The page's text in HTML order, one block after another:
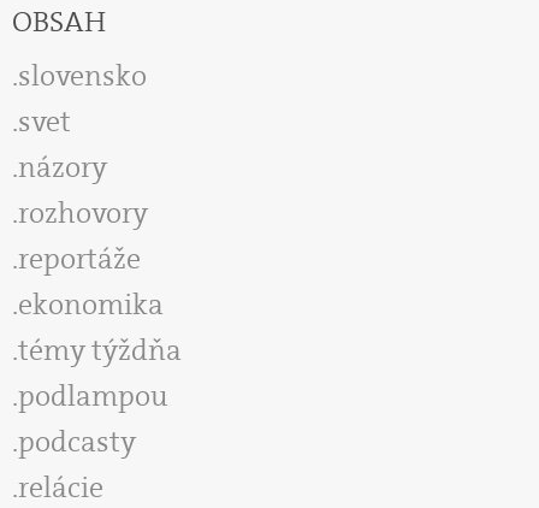
OBSAH
slovensko
svet
názory
rozhovory
reportáže
ekonomika
témy týždňa
podlampou
podcasty
relácie